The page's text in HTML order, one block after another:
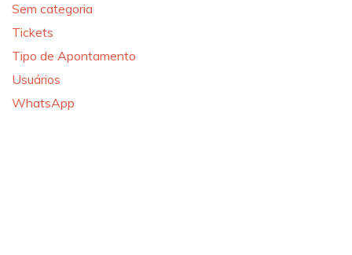
Sem categoria
Tickets
Tipo de Apontamento
Usuários
WhatsApp